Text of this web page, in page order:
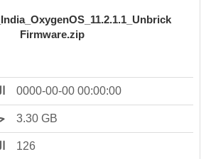
Firmware.zip
0000-00-00 00:00:00
3.30 GB
126